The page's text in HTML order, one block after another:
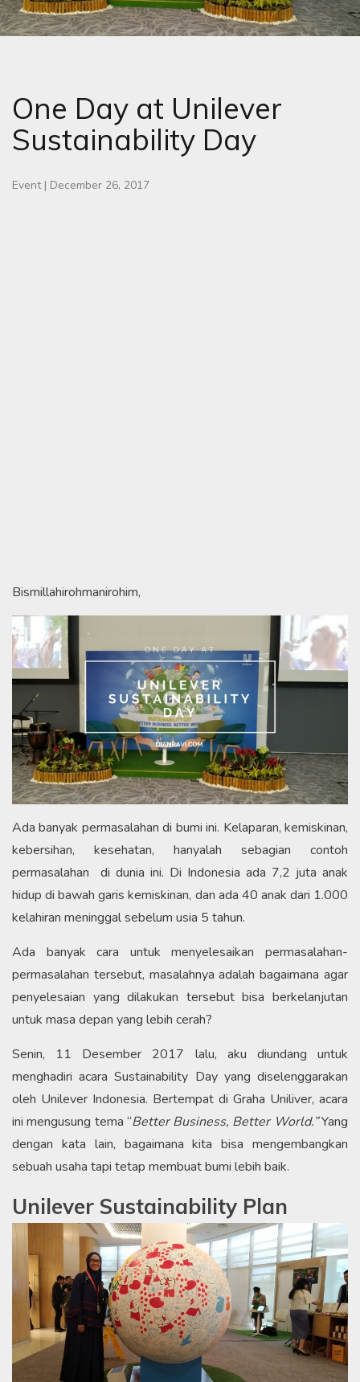
One Day at Unilever
Sustainability Day
Event | December 26, 2017
Bismillahirohmanirohim,
Ada banyak permasalahan di bumi ini. Kelaparan, kemiskinan,
kebersihan, kesehatan, hanyalah sebagian contoh
permasalahan di dunia ini. Di Indonesia ada 7,2 juta anak
hidup di bawah garis kemiskinan, dan ada 40 anak dari 1.000
kelahiran meninggal sebelum usia 5 tahun.
Ada banyak cara untuk menyelesaikan permasalahan-
permasalahan tersebut, masalahnya adalah bagaimana agar
penyelesaian yang dilakukan tersebut bisa berkelanjutan
untuk masa depan yang lebih cerah?
Senin, 11 Desember 2017 lalu, aku diundang untuk
menghadiri acara Sustainability Day yang diselenggarakan
oleh Unilever Indonesia. Bertempat di Graha Uniliver, acara
ini mengusung tema “Better Business, Better World.”Yang
dengan kata lain, bagaimana kita bisa mengembangkan
sebuah usaha tapi tetap membuat bumi lebih baik.
Unilever Sustainability Plan